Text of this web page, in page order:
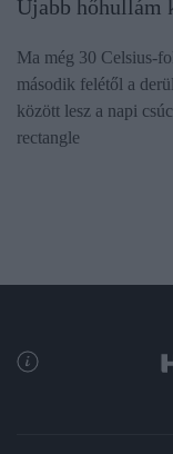
Újabb hőhullám
Ma még 30 Celsius-
második felétől a
között lesz a napi
rectangle